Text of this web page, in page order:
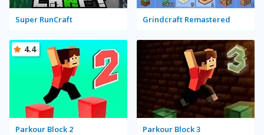
Super RunCraft Grindcraft Remastered
Parkour Block 2
4.4
Parkour Block 3